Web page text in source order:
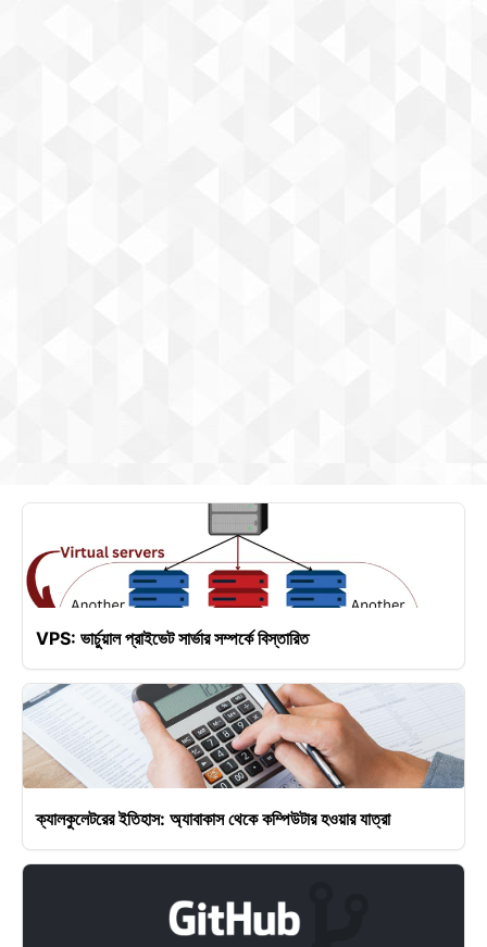
VPS: ভার্চুয়াল প্রাইভেট সার্ভার সম্পর্কে বিস্তারিত
ক্যালকুলেটরের ইতিহাস: অ্যাবাকাস থেকে কম্পিউটার হওয়ার যাত্রা